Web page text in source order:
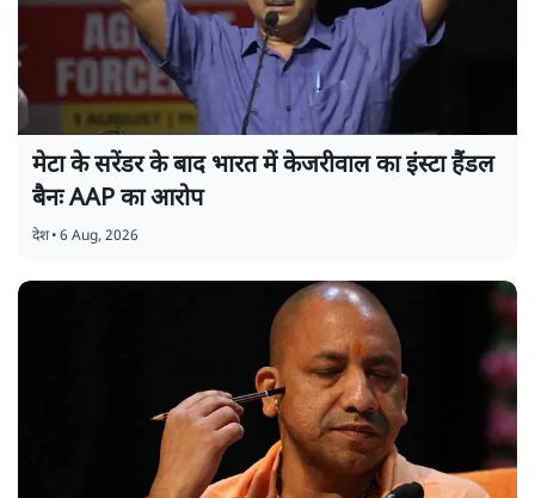
मेटा के सरेंडर के बाद भारत में केजरीवाल का इंस्टा हैंडल
बैनः AAP का आरोप
देश•6 Aug, 2026